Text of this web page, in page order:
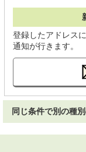
登録したアドレス
通知が行きます。
同じ条件で別の種